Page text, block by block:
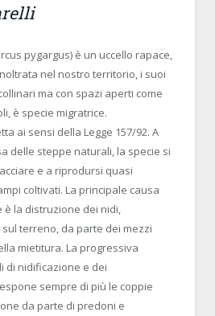
pygargus) è un uccello rapace,
nel nostro territorio, i suoi
ma con spazi aperti come
è specie migratrice.
ai sensi della Legge 157/92. A
delle steppe naturali, la specie si
e a riprodursi quasi
coltivati. La principale causa
è la distruzione dei nidi,
terreno, da parte dei mezzi
mietitura. La progressiva
di nidificazione e dei
sempre di più le coppie
da parte di predoni e